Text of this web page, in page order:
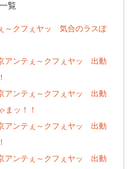
覧
～クフぇヤッ 気合のラスぽ
ンテぇ～クフぇヤッ 出動
ンテぇ～クフぇヤッ 出動
まッ！！
ンテぇ～クフぇヤッ 出動
ンテぇ～クフぇヤッ 出動